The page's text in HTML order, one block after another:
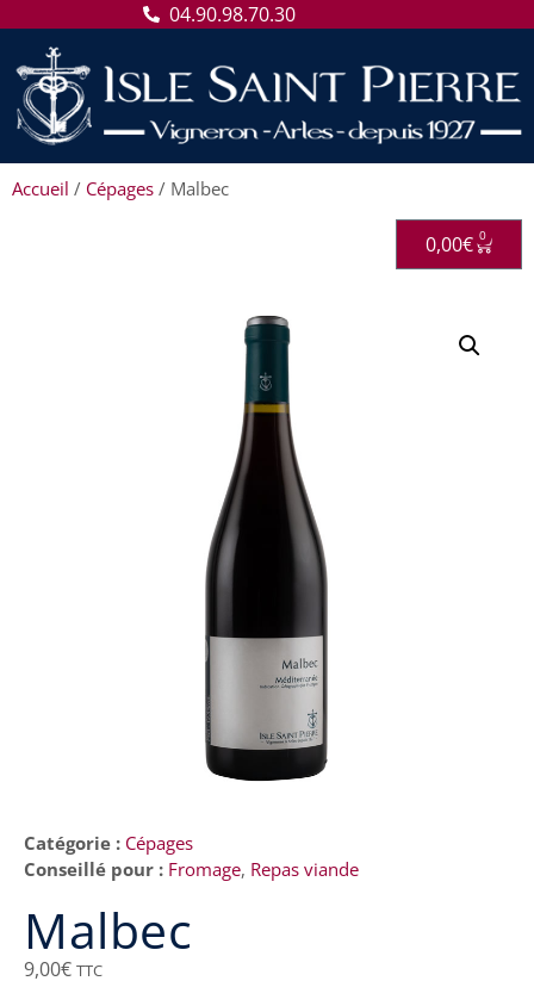
04.90.98.70.30
Accueil / Cépages / Malbec
0,00€ 0
Catégorie : Cépages
Conseillé pour : Fromage, Repas viande
Malbec
9,00€ TTC